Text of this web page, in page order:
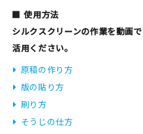
使用方法
シルクスクリーンの作業を動画
活用ください。
原稿の作り方
版の貼り方
刷り方
そうじの仕方